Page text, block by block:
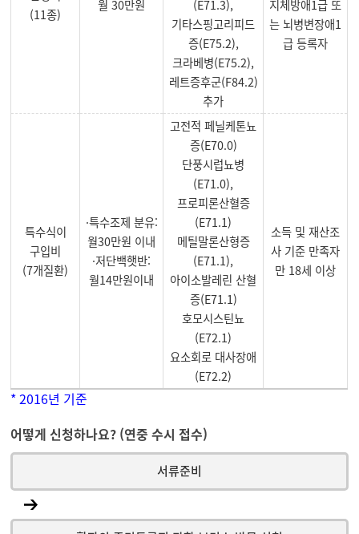
(11종)
월 30만원
(E71.3),
기타스핑고리피드
증(E75.2),
크라베병(E75.2),
레트증후군(F84.2)
추가
지체방애1급 또
는 뇌병변장애1
급 등록자
특수식이
구입비
(7개질환)
·특수조제 분유:
월30만원 이내
·저단백햇반:
월14만원이내
고전적 페닐케톤뇨
증(E70.0)
단풍시럽뇨병
(E71.0),
프로피론산혈증
(E71.1)
메틸말론산형증
(E71.1),
아이소발레린 산혈
증(E71.1)
호모시스틴뇨
(E72.1)
요소회로 대사장애
(E72.2)
소득 및 재산조
사 기준 만족자
만 18세 이상
* 2016년 기준
어떻게 신청하나요? (연중 수시 접수)
서류준비